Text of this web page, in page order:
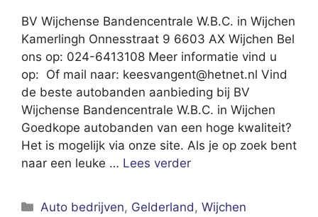
BV Wijchense Bandencentrale W.B.C. in Wijchen
Kamerlingh Onnesstraat 9 6603 AX Wijchen Bel
ons op: 024-6413108 Meer informatie vind u
op: Of mail naar: keesvangent@hetnet.nl Vind
de beste autobanden aanbieding bij BV
Wijchense Bandencentrale W.B.C. in Wijchen
Goedkope autobanden van een hoge kwaliteit?
Het is mogelijk via onze site. Als je op zoek bent
naar een leuke … Lees verder
Categorieën
Auto bedrijven, Gelderland ,Wijchen